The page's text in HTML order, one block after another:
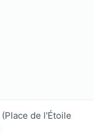
de l'Étoile